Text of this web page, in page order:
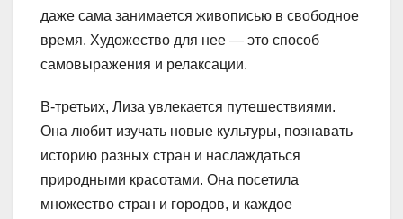
даже сама занимается живописью в свободное
время. Художество для нее — это способ
самовыражения и релаксации.
В-третьих, Лиза увлекается путешествиями.
Она любит изучать новые культуры, познавать
историю разных стран и наслаждаться
природными красотами. Она посетила
множество стран и городов, и каждое